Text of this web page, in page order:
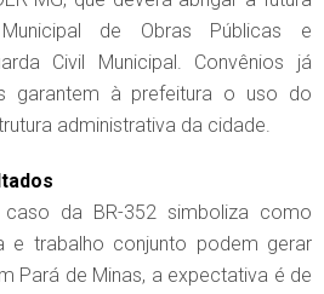
de Obras Públicas e
Civil Municipal. Convênios já
garantem à prefeitura o uso do
administrativa da cidade.
da BR-352 simboliza como
e trabalho conjunto podem gerar
Pará de Minas, a expectativa é de